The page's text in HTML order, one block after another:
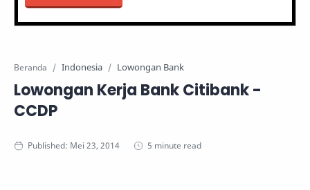
Beranda Indonesia Lowongan Bank
Lowongan Kerja Bank Citibank -
CCDP
5 minute read